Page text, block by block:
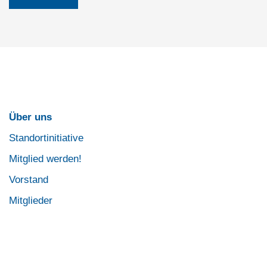
Über uns
Standortinitiative
Mitglied werden!
Vorstand
Mitglieder